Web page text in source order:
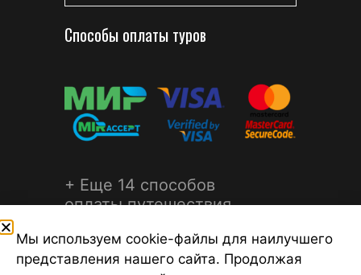
Способы оплаты туров
+ Еще 14 способов
оплаты путешествия
Мы используем cookie-файлы для наилучшего
представления нашего сайта. Продолжая